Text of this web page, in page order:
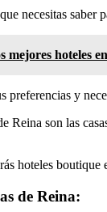
necesitas
mejores hoteles
preferencias y
Reina son las
hoteles
de Reina: